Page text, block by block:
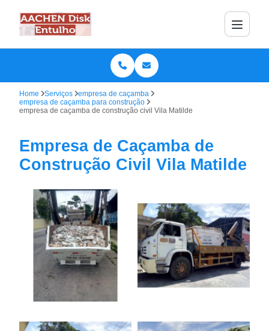
Home Serviços
empresa de caçamba
empresa de caçamba para construção
empresa de caçamba de construção civil Vila Matilde
Empresa de Caçamba de
Construção Civil Vila Matilde